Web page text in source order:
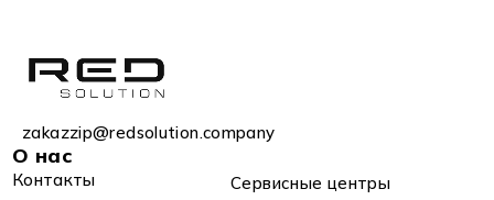
zakazzip@redsolution.company
О нас
Контакты
Сервисные центры